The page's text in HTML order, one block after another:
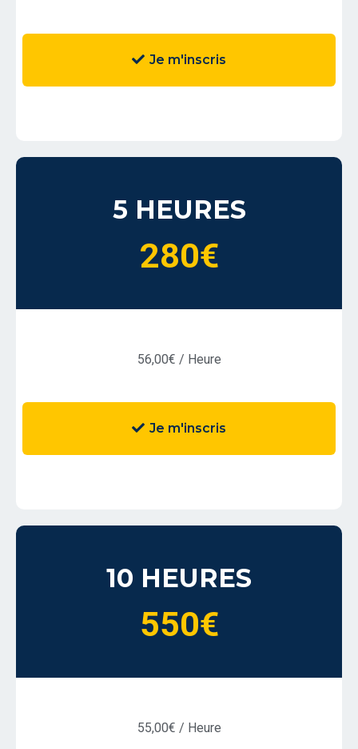
Je m'inscris
5 HEURES
280€
56,00€ / Heure
Je m'inscris
10 HEURES
550€
55,00€ / Heure